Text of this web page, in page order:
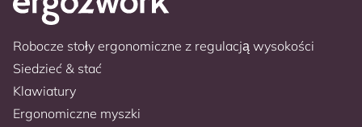
Robocze stoły ergonomiczne z regulacją wysokości
Siedzieć & stać
Klawiatury
Ergonomiczne myszki